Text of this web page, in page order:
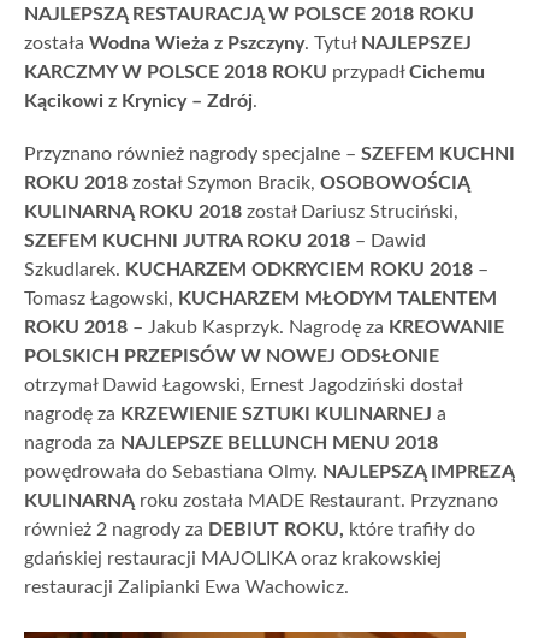
NAJLEPSZĄ RESTAURACJĄ W POLSCE 2018 ROKU
została Wodna Wieża z Pszczyny. Tytuł NAJLEPSZEJ
KARCZMY W POLSCE 2018 ROKU przypadłCichemu
Kącikowi z Krynicy – Zdrój.
Przyznano również nagrody specjalne – SZEFEM KUCHNI
ROKU 2018 został Szymon Bracik, OSOBOWOŚCIĄ
KULINARNĄ ROKU 2018 został Dariusz Struciński,
SZEFEM KUCHNI JUTRA ROKU 2018 – Dawid
Szkudlarek. KUCHARZEM ODKRYCIEM ROKU 2018 –
Tomasz Łagowski, KUCHARZEM MŁODYM TALENTEM
ROKU 2018 – Jakub Kasprzyk. Nagrodę za KREOWANIE
POLSKICH PRZEPISÓW W NOWEJ ODSŁONIE
otrzymał Dawid Łagowski, Ernest Jagodziński dostał
nagrodę za KRZEWIENIE SZTUKI KULINARNEJ a
nagroda za NAJLEPSZE BELLUNCH MENU 2018
powędrowała do Sebastiana Olmy. NAJLEPSZĄ IMPREZĄ
KULINARNĄ roku została MADE Restaurant. Przyznano
również 2 nagrody za DEBIUT ROKU, które trafiły do
gdańskiej restauracji MAJOLIKA oraz krakowskiej
restauracji Zalipianki Ewa Wachowicz.